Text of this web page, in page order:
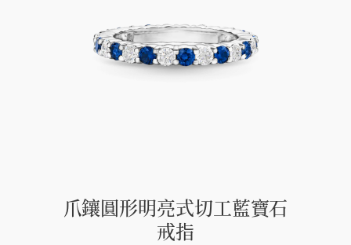
爪鑲圓形明亮式切工藍寶石
戒指